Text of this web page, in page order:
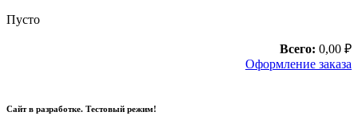
Перейти к основному содержанию
Пусто
Всего: 0,00 ₽
Оформление заказа
Сайт в разработке. Тестовый режим!